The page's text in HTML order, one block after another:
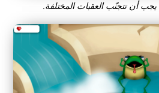
يجب أن تتجنّب العقبات المختلفة.